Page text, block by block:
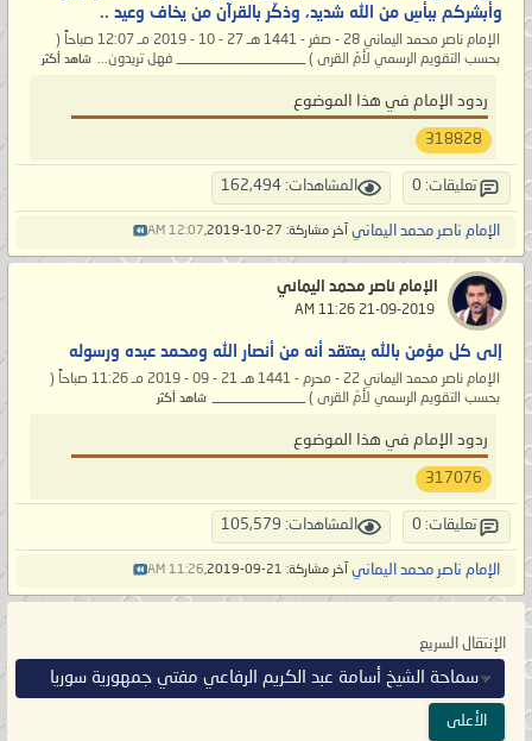
وأبشركم ببأسِ من الله شديد، وذكّر بالقرآن من يخاف وعيد ..
الإمام ناصر محمد اليماني 28 - صفر - 1441 هـ 27 - 10 - 2019 مـ 12:07 صباحاً (
بحسب التقويم الرسمي لأمّ القرى ) __________________ فهل تريدون... شاهد أكثر
ردود الإمام في هذا الموضوع
318828
تعليقات: 0 المشاهدات: 162,494
الإمام ناصر محمد اليماني آخر مشاركة: 27-10-2019, 12:07 AM
الإمام ناصر محمد اليماني
إلى كل مؤمن بالله يعتقد أنه من أنصار الله ومحمد عبده ورسوله
الإمام ناصر محمد اليماني 22 - محرم - 1441 هـ 21 - 09 - 2019 مـ 11:26 صباحاً (
بحسب التقويم الرسمي لأمّ القرى ) _____________
شاهد أكثر
ردود الإمام في هذا الموضوع
317076
تعليقات: 0 المشاهدات: 105,579
الإمام ناصر محمد اليماني آخر مشاركة: 21-09-2019, 11:26 AM
الإنتقال السريع
سماحة الشيخ أسامة عبد الكريم الرفاعي مفتي جمهورية سوريا
الأعلى